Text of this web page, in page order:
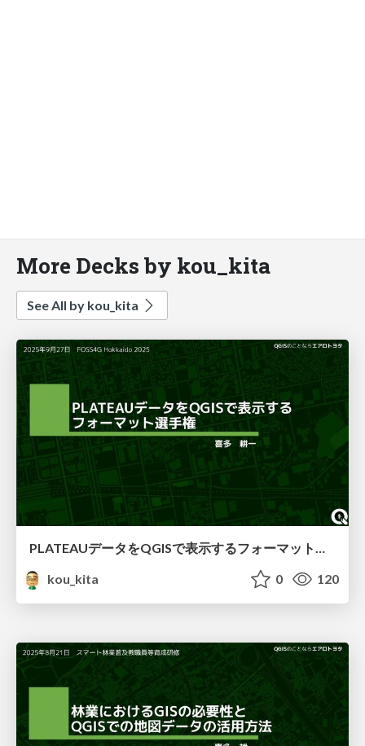
More Decks by kou_kita
See All by kou_kita
PLATEAUデータをQGISで表示するフォーマット選手権【FOSS4G Hokkaido2025】
kou_kita
0 120